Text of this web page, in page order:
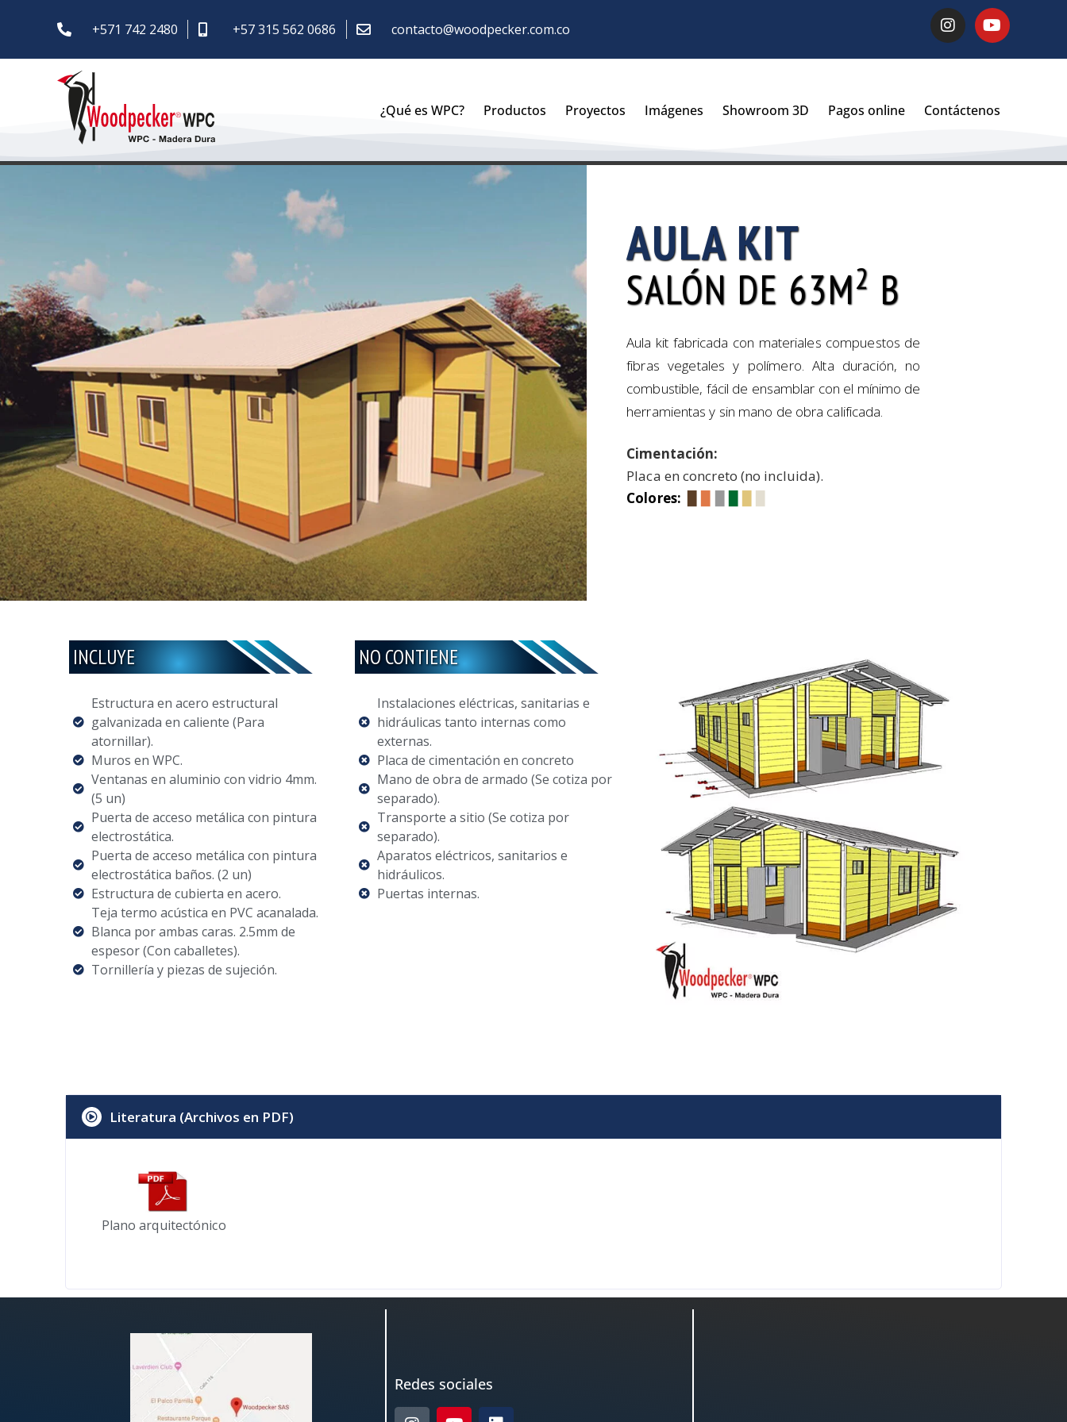
+571 742 2480 +57 315 562 0686 contacto@woodpecker.com.co
¿Qué es WPC? Productos Proyectos Imágenes Showroom 3D Pagos online Contáctenos
AULA KIT
SALÓN DE 63M2 B
Aula kit fabricada con materiales compuestos de
fibras vegetales y polímero. Alta duración, no
combustible, fácil de ensamblar con el mínimo de
herramientas y sin mano de obra calificada.
Cimentación:
Placa en concreto (no incluida).
Colores:
INCLUYE
Estructura en acero estructural
galvanizada en caliente (Para
atornillar).
Muros en WPC.
Ventanas en aluminio con vidrio 4mm.
(5 un)
Puerta de acceso metálica con pintura
electrostática.
Puerta de acceso metálica con pintura
electrostática baños. (2 un)
Estructura de cubierta en acero.
Teja termo acústica en PVC acanalada.
Blanca por ambas caras. 2.5mm de
espesor (Con caballetes).
Tornillería y piezas de sujeción.
NO CONTIENE
Instalaciones eléctricas, sanitarias e
hidráulicas tanto internas como
externas.
Placa de cimentación en concreto
Mano de obra de armado (Se cotiza por
separado).
Transporte a sitio (Se cotiza por
separado).
Aparatos eléctricos, sanitarios e
hidráulicos.
Puertas internas.
Literatura (Archivos en PDF)
Plano arquitectónico
Redes sociales